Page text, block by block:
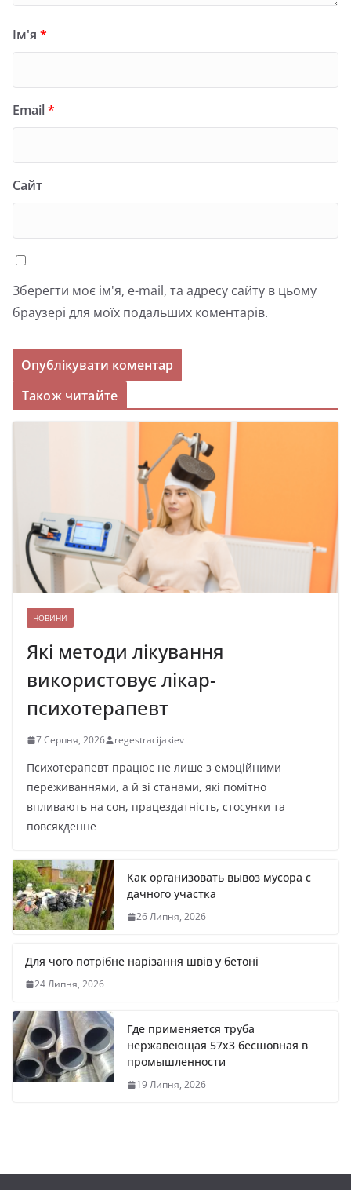
Ім'я *
Email*
Сайт
Зберегти моє ім'я, e-mail, та адресу сайту в цьому
браузері для моїх подальших коментарів.
Також читайте
НОВИНИ
Які методи лікування
використовує лікар-
психотерапевт
7 Серпня, 2026 regestracijakiev
Психотерапевт працює не лише з емоційними
переживаннями, а й зі станами, які помітно
впливають на сон, працездатність, стосунки та
повсякденне
Как организовать вывоз мусора с
дачного участка
26 Липня, 2026
Для чого потрібне нарізання швів у бетоні
24 Липня, 2026
Где применяется труба
нержавеющая 57х3 бесшовная в
промышленности
19 Липня, 2026